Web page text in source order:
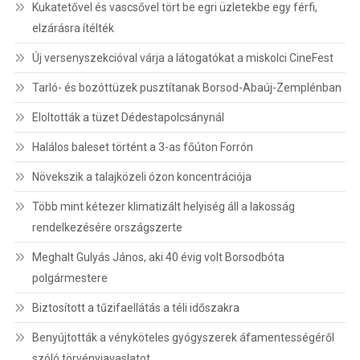
Kukatetővel és vascsővel tört be egri üzletekbe egy férfi,
elzárásra ítélték
Új versenyszekcióval várja a látogatókat a miskolci CineFest
Tarló- és bozóttüzek pusztítanak Borsod-Abaúj-Zemplénban
Eloltották a tüzet Dédestapolcsánynál
Halálos baleset történt a 3-as főúton Forrón
Növekszik a talajközeli ózon koncentrációja
Több mint kétezer klimatizált helyiség áll a lakosság
rendelkezésére országszerte
Meghalt Gulyás János, aki 40 évig volt Borsodbóta
polgármestere
Biztosított a tűzifaellátás a téli időszakra
Benyújtották a vényköteles gyógyszerek áfamentességéről